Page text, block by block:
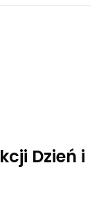
Dzień i